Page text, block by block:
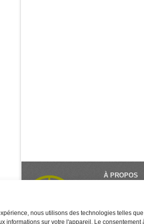
nous utilisons des technologies telles
informations sur votre l'appareil. Le consentement
À PROPOS
créé et géré
des